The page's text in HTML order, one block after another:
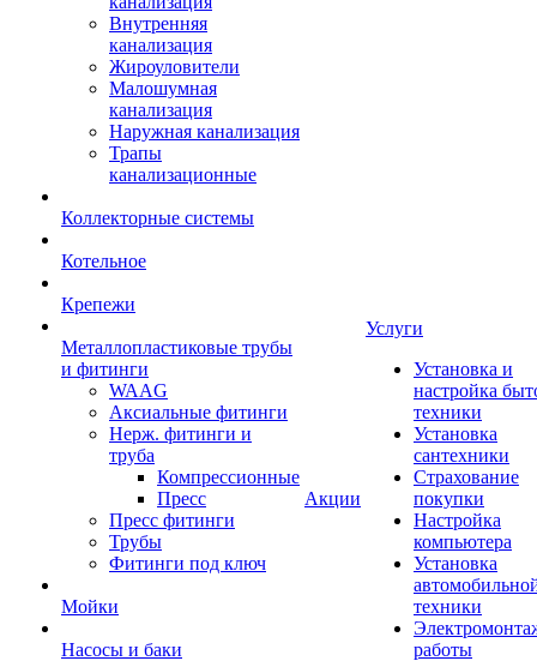
Внутренняя
канализация
Жироуловители
Малошумная
канализация
Наружная канализация
Трапы
канализационные
Коллекторные системы
Котельное
Крепежи
Металлопластиковые трубы
и фитинги
WAAG
Аксиальные фитинги
Нерж. фитинги и
труба
Компрессионные
Пресс
Пресс фитинги
Трубы
Фитинги под ключ
Мойки
Насосы и баки
Акции
Услуги
Установка и
настройка
техники
Установка
сантехники
Страхование
покупки
Настройка
компьютера
Установка
техники
работы